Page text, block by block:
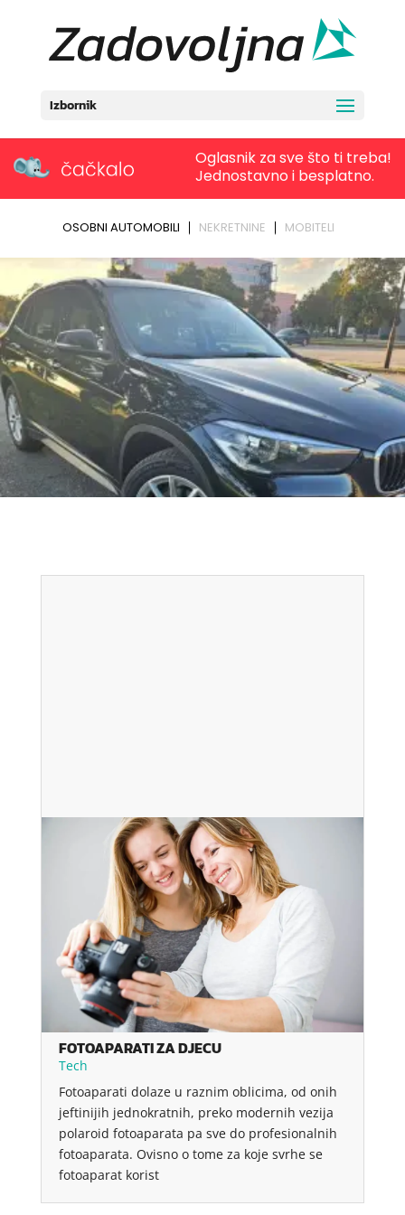
Izbornik
FOTOAPARATI ZA DJECU
Tech
Fotoaparati dolaze u raznim oblicima, od onih
jeftinijih jednokratnih, preko modernih vezija
polaroid fotoaparata pa sve do profesionalnih
fotoaparata. Ovisno o tome za koje svrhe se
fotoaparat korist